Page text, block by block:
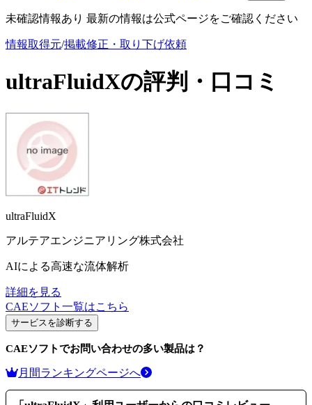
未確認情報あり 最新の情報は公式ページをご確認ください
情報取得元/掲載修正・取り下げ依頼
ultraFluidXの評判・口コミ
ultraFluidX
アルテアエンジニアリング株式会社
AIによる高速な流体解析
詳細を見る
CAEソフト 一覧はこちら
サービスを診断する
CAEソフトでお問い合わせの多い製品は？
月間ランキングページへ